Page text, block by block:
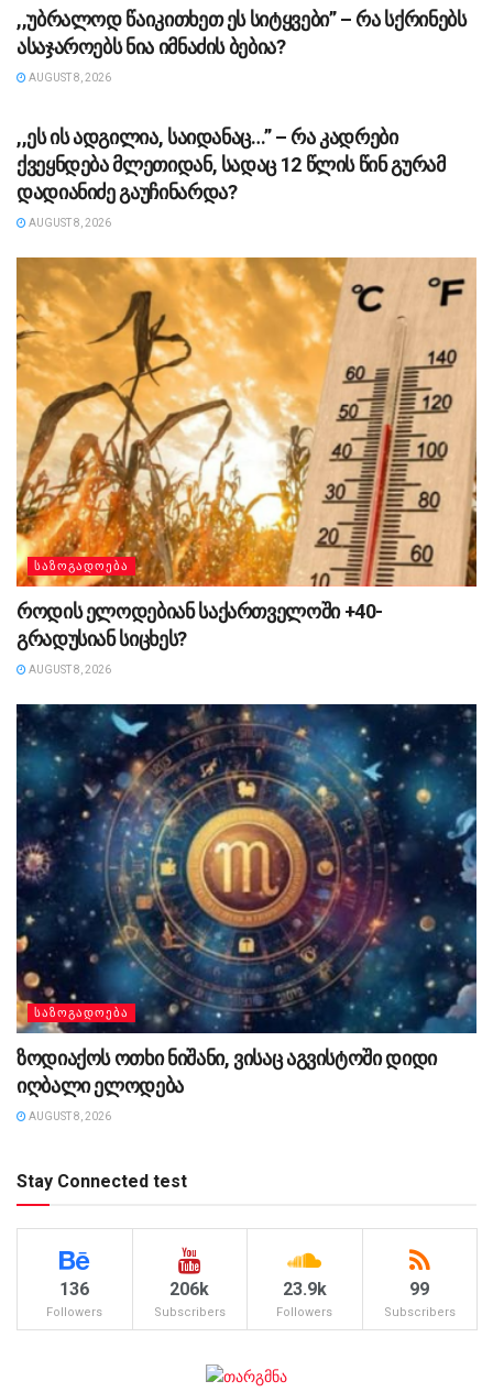
,,უბ­რა­ლოდ წა­ი­კი­თხეთ ეს სი­ტყვე­ბი” – რა სქრინებს
ასაჯაროებს ნია იმნაძის ბებია?
AUGUST 8, 2026
,,ეს ის ადგილია, საიდანაც…” – რა კადრები
ქვეყნდება მლეთიდან, სადაც 12 წლის წინ გურამ
დადიანიძე გაუჩინარდა?
AUGUST 8, 2026
ᲡᲐᲖᲝᲒᲐᲓᲝᲔᲑᲐ
როდის ელოდებიან საქართველოში +40-
გრადუსიან სიცხეს?
AUGUST 8, 2026
ᲡᲐᲖᲝᲒᲐᲓᲝᲔᲑᲐ
ზოდიაქოს ოთხი ნიშანი, ვისაც აგვისტოში დიდი
იღბალი ელოდება
AUGUST 8, 2026
Stay Connected test
136
Followers
206k
Subscribers
23.9k
Followers
99
Subscribers